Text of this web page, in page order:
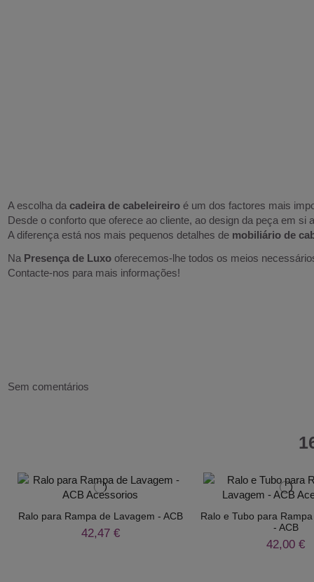
A escolha dacadeira de cabeleireiro é um dos factores mais
Desde o conforto que oferece ao cliente, ao design da peça em si
A diferença está nos mais pequenos detalhes de mobiliário de
Na Presença de Luxo oferecemos-lhe todos os meios
Contacte-nos para mais informações!
Sem comentários
Ralo para Rampa de Lavagem - ACB
42,47 €
Ralo e Tubo para
- ACB
42,00 €